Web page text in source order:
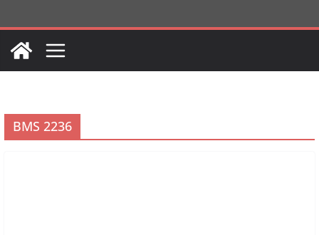
au
contenu
BMS 2236